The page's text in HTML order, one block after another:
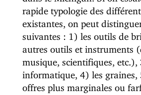
rapide typologie des
existantes, on peut
suivantes : 1) les outils de
autres outils et instruments
musique, scientifiques, etc.),
informatique, 4) les graines,
offres plus marginales ou